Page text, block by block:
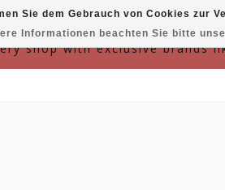
shop with exclusive brands
Sie dem Gebrauch von Cookies zur
Informationen beachten Sie bitte